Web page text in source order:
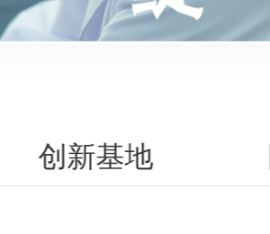
创新基地